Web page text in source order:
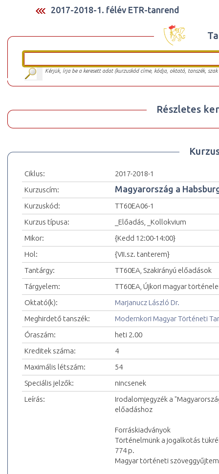
2017-2018-1. félév ETR-tanrend
Kérjük, írja be a keresett adat (kurzuskód címe, kódja, oktató, tanszék,
Részletes
Ciklus:
2017-2018-1
Kurzuscím:
Magyarország a
Kurzuskód:
TT60EA06-1
Kurzus típusa:
_Előadás, _Kollokvium
Mikor:
{Kedd 12:00-14:00}
Hol:
{VII.sz. tanterem}
Tantárgy:
TT60EA, Szakirányú előadások
Tárgyelem:
TT60EA, Újkori magyar
Oktató(k):
Marjanucz László Dr.
Meghirdető tanszék:
Modernkori Magyar Történeti
Óraszám:
heti 2.00
Kreditek száma:
4
Maximális létszám:
54
Speciális jelzők:
nincsenek
Leírás:
Irodalomjegyzék a
előadáshoz
Forráskiadványok
Történelmünk a jogalkotás
774 p.
Magyar történeti